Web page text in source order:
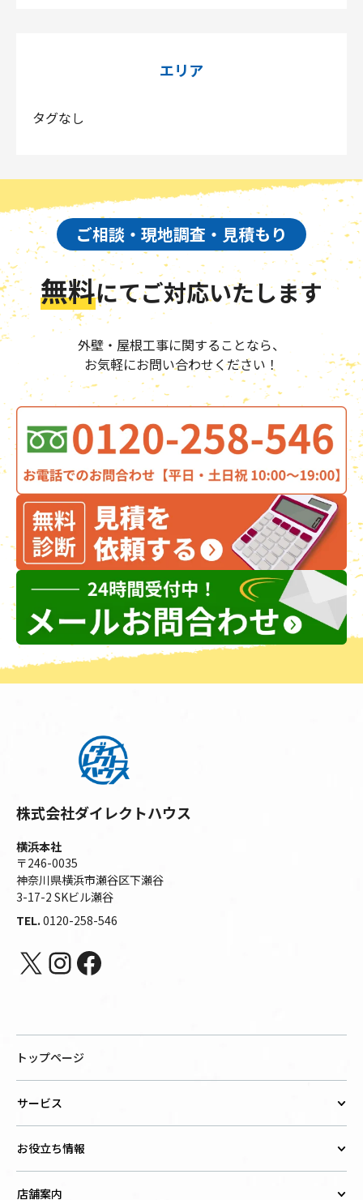
エリア
タグなし
ご相談・現地調査・見積もり
無料にてご対応いたします
外壁・屋根工事に関することなら、
お気軽にお問い合わせください！
株式会社ダイレクトハウス
横浜本社
〒246-0035
神奈川県横浜市瀬谷区下瀬谷
3-17-2 SKビル瀬谷
TEL. 0120-258-546
X Instagram
Facebook
トップページ
サービス
お役立ち情報
店舗案内